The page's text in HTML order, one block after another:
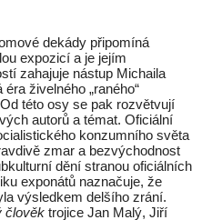
dekády připomíná
expozicí a je jejím
zahajuje nástup Michaila
živelného „raného“
této osy se pak rozvětvují
autorů a témat. Oficiální
konzumního světa
zmar a bezvýchodnost
dění stranou oficiálních
exponátů naznačuje, že
výsledkem delšího zrání.
člověk trojice Jan Malý, Jiří